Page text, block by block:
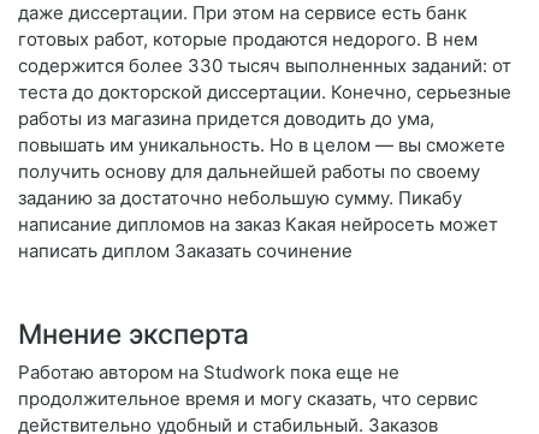
даже диссертации. При этом на сервисе есть банк
готовых работ, которые продаются недорого. В нем
содержится более 330 тысяч выполненных заданий: от
теста до докторской диссертации. Конечно, серьезные
работы из магазина придется доводить до ума,
повышать им уникальность. Но в целом — вы сможете
получить основу для дальнейшей работы по своему
заданию за достаточно небольшую сумму. Пикабу
написание дипломов на заказ Какая нейросеть может
написать диплом Заказать сочинение
Мнение эксперта
Работаю автором на Studwork пока еще не
продолжительное время и могу сказать, что сервис
действительно удобный и стабильный. Заказов